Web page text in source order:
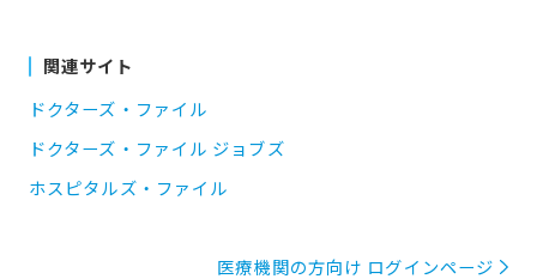
関連サイト
ドクターズ・ファイル
ドクターズ・ファイル ジョブズ
ホスピタルズ・ファイル
医療機関の方向け ログインページ